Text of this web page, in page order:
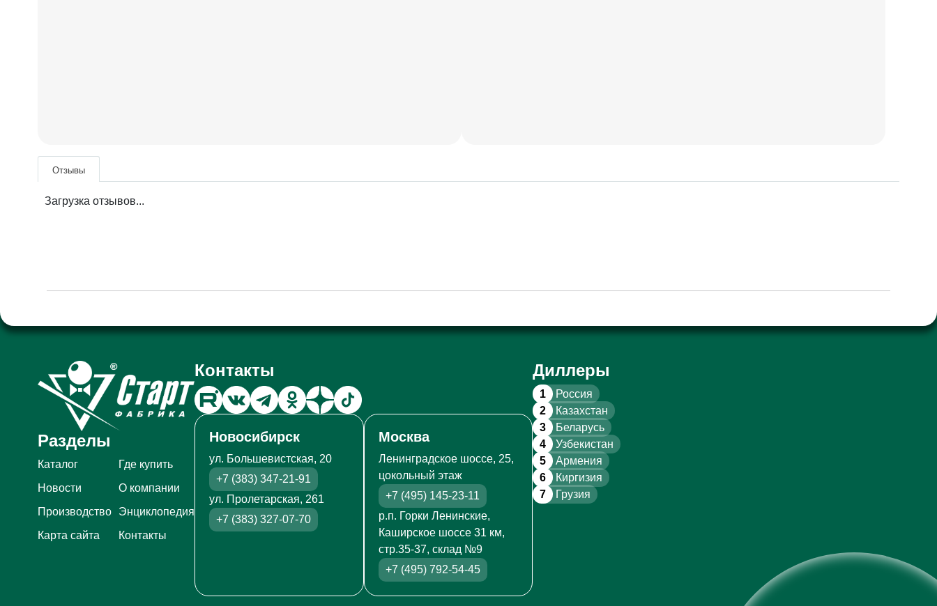
Отзывы
Загрузка отзывов...
Разделы
Каталог
Где купить
Новости
О компании
Производство
Энциклопедия
Карта сайта
Контакты
Контакты
Новосибирск
ул. Большевистская, 20
+7 (383) 347-21-91
ул. Пролетарская, 261
+7 (383) 327-07-70
Москва
Ленинградское шоссе, 25,
цокольный этаж
+7 (495) 145-23-11
р.п. Горки Ленинские,
Каширское шоссе 31 км,
стр.35-37, склад №9
+7 (495) 792-54-45
Диллеры
1
Россия
2
Казахстан
3
Беларусь
4
Узбекистан
5
Армения
6
Киргизия
7
Грузия